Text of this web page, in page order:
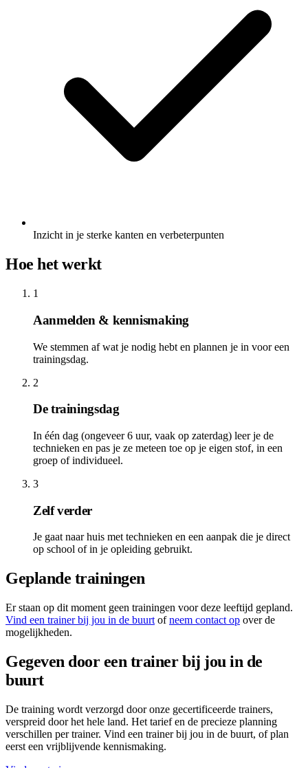
Inzicht in je sterke kanten en verbeterpunten
Hoe het werkt
1
Aanmelden & kennismaking
We stemmen af wat je nodig hebt en plannen je in voor een
trainingsdag.
2
De trainingsdag
In één dag (ongeveer 6 uur, vaak op zaterdag) leer je de
technieken en pas je ze meteen toe op je eigen stof, in een
groep of individueel.
3
Zelf verder
Je gaat naar huis met technieken en een aanpak die je direct
op school of in je opleiding gebruikt.
Geplande trainingen
Er staan op dit moment geen trainingen voor deze leeftijd gepland.
Vind een trainer bij jou in de buurt ofneem contact op over de
mogelijkheden.
Gegeven door een trainer bij jou in de
buurt
De training wordt verzorgd door onze gecertificeerde trainers,
verspreid door het hele land. Het tarief en de precieze planning
verschillen per trainer. Vind een trainer bij jou in de buurt, of plan
eerst een vrijblijvende kennismaking.